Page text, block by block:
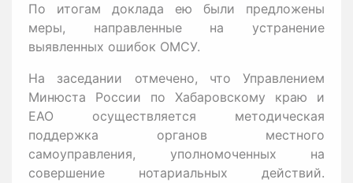
По итогам доклада ею были предложены
меры, направленные на устранение
выявленных ошибок ОМСУ.
На заседании отмечено, что Управлением
Минюста России по Хабаровскому краю и
ЕАО осуществляется методическая
поддержка органов местного
самоуправления, уполномоченных на
совершение нотариальных действий.